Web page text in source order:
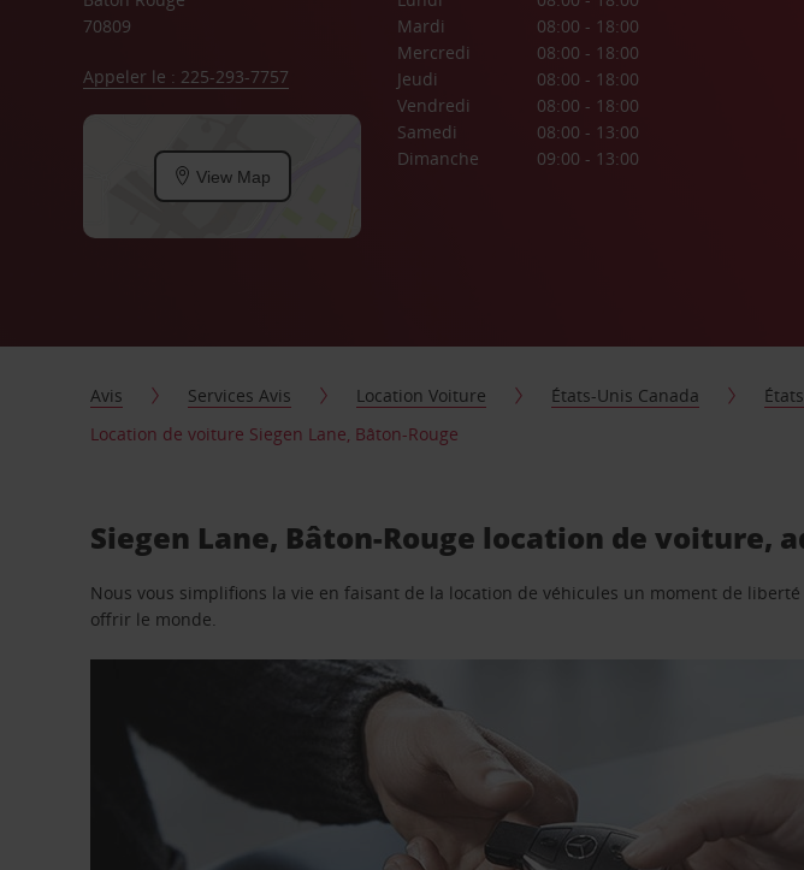
70809
Appeler le : 225-293-7757
View Map
Mardi
08:00 - 18:00
Mercredi
08:00 - 18:00
Jeudi
08:00 - 18:00
Vendredi
08:00 - 18:00
Samedi
08:00 - 13:00
Dimanche
09:00 - 13:00
Avis Services Avis Location Voiture États-Unis Canada
Location de voiture Siegen Lane, Bâton-Rouge
Siegen Lane, Bâton-Rouge location de voiture,
Nous vous simplifions la vie en faisant de la location de véhicules un moment de
offrir le monde.